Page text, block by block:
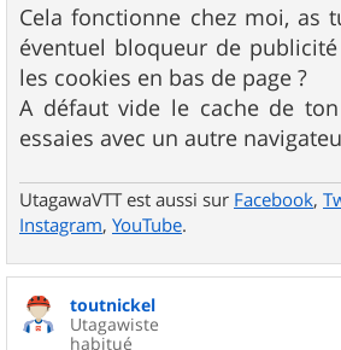
s
s
a
g
e
Cela fonctionne chez moi, as
éventuel bloqueur de
les cookies en bas de page ?
A défaut vide le cache de
essaies avec un autre
UtagawaVTT est aussi sur Facebook,
Instagram, YouTube.
toutnickel
Utagawiste
habitué